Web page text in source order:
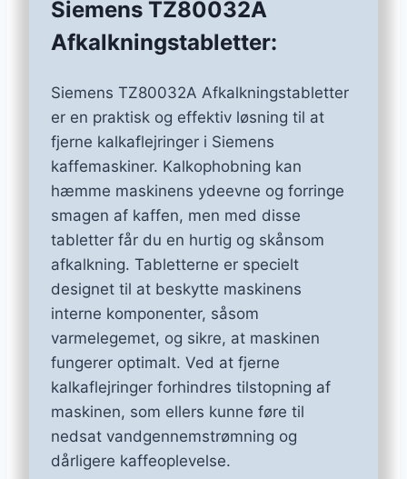
Siemens TZ80032A
Afkalkningstabletter:
Siemens TZ80032A Afkalkningstabletter
er en praktisk og effektiv løsning til at
fjerne kalkaflejringer i Siemens
kaffemaskiner. Kalkophobning kan
hæmme maskinens ydeevne og forringe
smagen af kaffen, men med disse
tabletter får du en hurtig og skånsom
afkalkning. Tabletterne er specielt
designet til at beskytte maskinens
interne komponenter, såsom
varmelegemet, og sikre, at maskinen
fungerer optimalt. Ved at fjerne
kalkaflejringer forhindres tilstopning af
maskinen, som ellers kunne føre til
nedsat vandgennemstrømning og
dårligere kaffeoplevelse.